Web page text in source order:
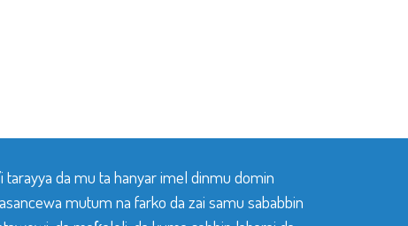
tarayya da mu ta hanyar imel dinmu domin
mutum na farko da zai samu sababbin